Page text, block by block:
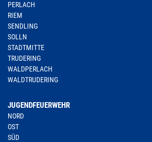
PERLACH
RIEM
SENDLING
SOLLN
STADTMITTE
TRUDERING
WALDPERLACH
WALDTRUDERING
JUGENDFEUERWEHR
NORD
OST
SÜD